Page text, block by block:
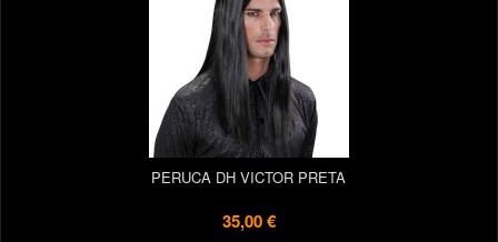
PERUCA DH VICTOR PRETA
35,00 €